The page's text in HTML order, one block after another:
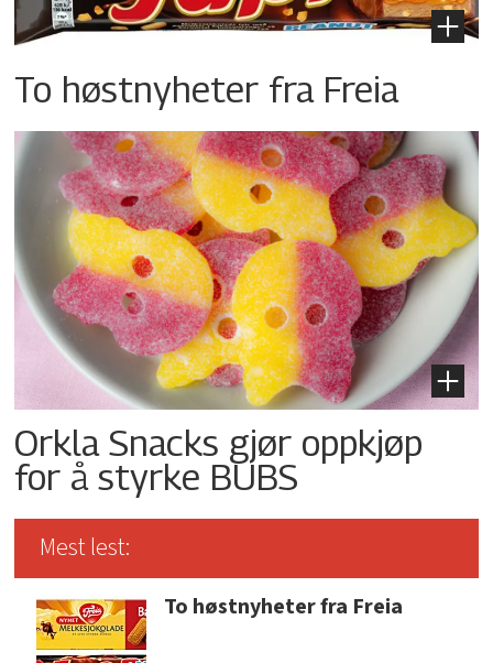
To høstnyheter fra Freia
Orkla Snacks gjør oppkjøp
for å styrke BUBS
Mest lest:
To høstnyheter fra Freia